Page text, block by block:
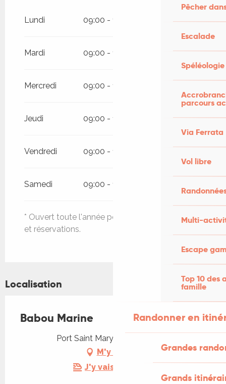
Pêcher
Escalade
Spéléologie
parcours
Via Ferrata
Vol libre
Multi-
Escape
Top 10 des
famille
Randonner en
Grandes
Grands
Lundi 09:00 - 12:30 14:00 - 19:00
Mardi 09:00 - 12:30 14:00 - 19:00
Mercredi 09:00 - 12:30
Jeudi 09:00 - 12:30 14:00 - 19:00
Vendredi 09:00 - 12:30
Samedi 09:00 - 12:30
* Ouvert toute l'année pour les renseignements
et réservations.
Localisation
Babou Marine
Port Saint Mary, 46000 Cahors
M'y rendre
J'y vais en train !